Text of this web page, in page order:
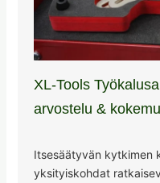
XL-Tools
arvostelu &
Itsesäätyvän kytkimen
yksityiskohdat